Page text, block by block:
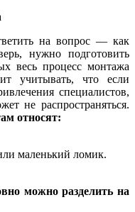
на вопрос — как
нужно подготовить
весь процесс монтажа
учитывать, что если
специалистов,
не распространяться.
относят:
маленький ломик.
можно разделить на